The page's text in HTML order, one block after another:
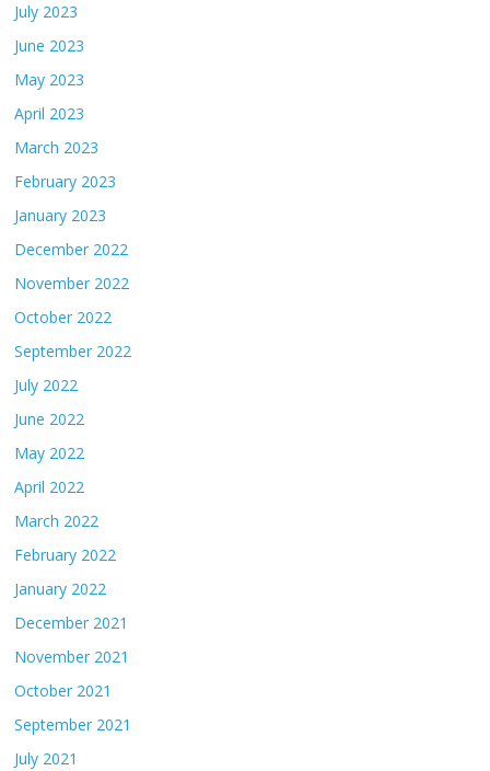
July 2023
June 2023
May 2023
April 2023
March 2023
February 2023
January 2023
December 2022
November 2022
October 2022
September 2022
July 2022
June 2022
May 2022
April 2022
March 2022
February 2022
January 2022
December 2021
November 2021
October 2021
September 2021
July 2021